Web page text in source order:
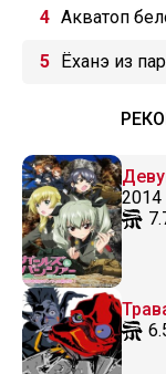
Акватоп
Ёханэ из
2014